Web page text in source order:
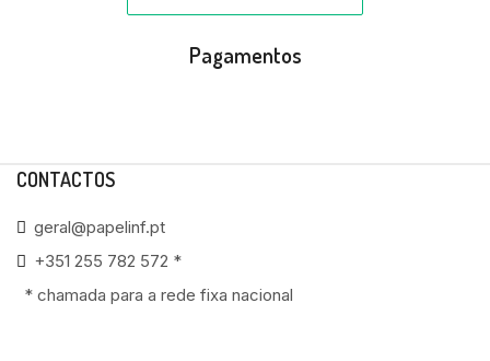
Pagamentos
CONTACTOS
geral@papelinf.pt
+351 255 782 572 *
* chamada para a rede fixa nacional